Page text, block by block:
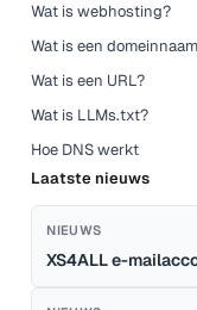
Wat is webhosting?
Wat is een
Wat is een URL?
Wat is LLMs.txt?
Hoe DNS werkt
Laatste nieuws
NIEUWS
XS4ALL e-